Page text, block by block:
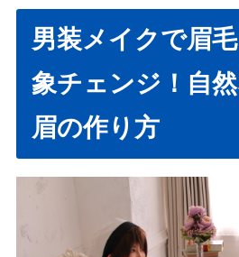
男装メイクで眉
象チェンジ！自
眉の作り方